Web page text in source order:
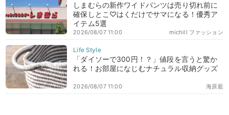
しまむらの新作ワイドパンツは売り切れ前に
確保しとこ♡はくだけでサマになる！優秀ア
イテム5選
michill ファッション
2026/08/07 11:00
「ダイソーで300円！？」値段を言うと驚か
れる！お部屋になじむナチュラル収納グッズ
海原藍
2026/08/07 11:00